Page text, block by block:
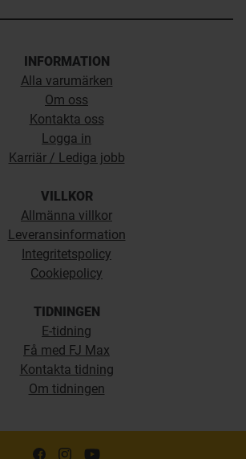
INFORMATION
Alla varumärken
Om oss
Kontakta oss
Logga in
Karriär / Lediga jobb
VILLKOR
Allmänna villkor
Leveransinformation
Integritetspolicy
Cookiepolicy
TIDNINGEN
E-tidning
Få med FJ Max
Kontakta tidning
Om tidningen